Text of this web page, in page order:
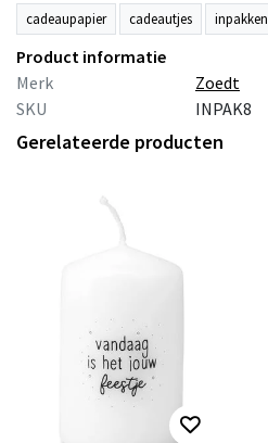
cadeaupapier cadeautjes inpakken
Product informatie
Merk
Zoedt
SKU
INPAK8
Gerelateerde producten